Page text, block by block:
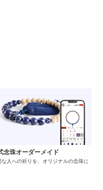
念珠オーダーメイド
な人への祈りを、オリジナルの念珠に